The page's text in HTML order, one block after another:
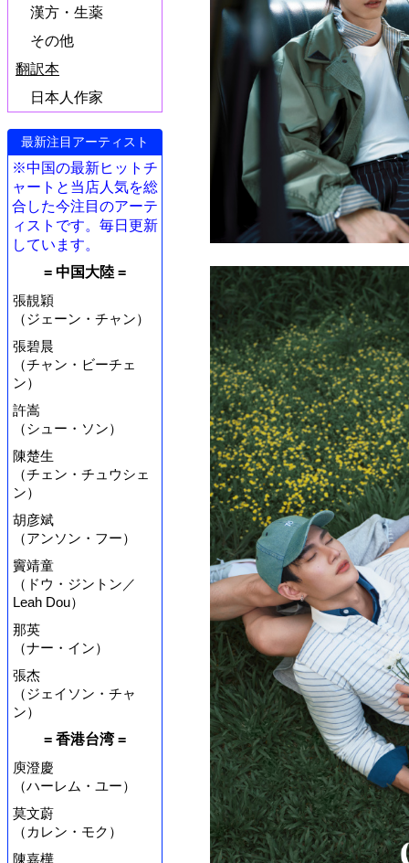
漢方・生薬
その他
翻訳本
日本人作家
最新注目アーティスト
※中国の最新ヒットチ
ャートと当店人気を総
合した今注目のアーテ
ィストです。毎日更新
しています。
= 中国大陸 =
張靚穎
（ジェーン・チャン）
張碧晨
（チャン・ビーチェ
ン）
許嵩
（シュー・ソン）
陳楚生
（チェン・チュウシェ
ン）
胡彦斌
（アンソン・フー）
竇靖童
（ドウ・ジントン／
Leah Dou）
那英
（ナー・イン）
張杰
（ジェイソン・チャ
ン）
= 香港台湾 =
庾澄慶
（ハーレム・ユー）
莫文蔚
（カレン・モク）
陳嘉樺